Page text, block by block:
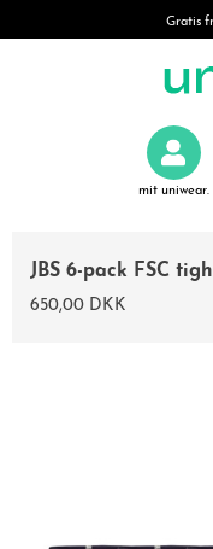
Gratis
mit uniwear.
JBS 6-pack FSC
650,00 DKK